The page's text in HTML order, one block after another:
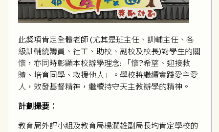
此獎項肯定全體老師 (尤其是班主任、訓輔主任、各
級訓輔統籌員、社工、助校、副校及校長)對學生的關
懷，亦同時彰顯本校辦學理念: 「懷?希望、迎接救
贖、培育同學、救援他人」。學校將繼續實踐愛主愛
人，效發基督精神，繼續持守天主教辦學的精神。
計劃撮要：
教育局外評小組及教育局楊潤雄副局長均肯定學校的